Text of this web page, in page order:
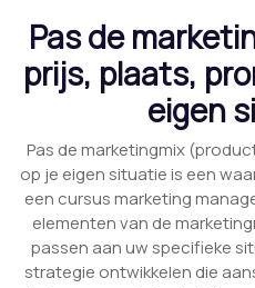
Pas de
prijs, plaats,
eigen
Pas de marketingmix
op je eigen situatie is een
een cursus marketing
elementen van de
passen aan uw specifieke
strategie ontwikkelen die